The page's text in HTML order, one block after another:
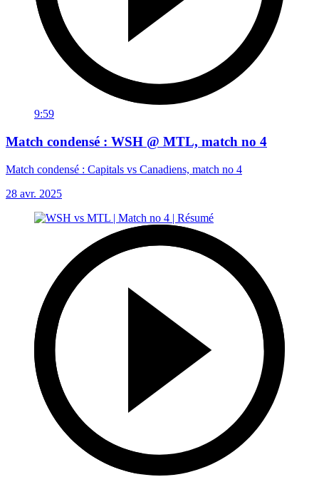
9:59
Match condensé : WSH @ MTL, match no 4
Match condensé : Capitals vs Canadiens, match no 4
28 avr. 2025